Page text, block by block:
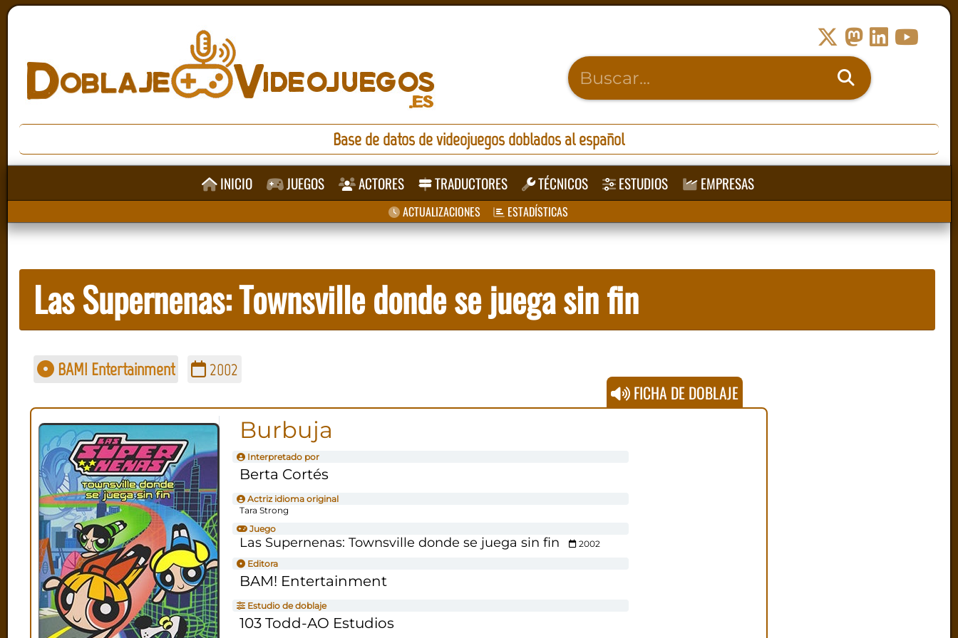
Base de datos de videojuegos doblados al español
INICIO JUEGOS ACTORES TRADUCTORES TÉCNICOS ESTUDIOS EMPRESAS
ACTUALIZACIONES ESTADÍSTICAS
Las Supernenas: Townsville donde se juega sin fin
BAM! Entertainment 2002
FICHA DE DOBLAJE
Burbuja
Interpretado por
Berta Cortés
Actriz idioma original
Tara Strong
Juego
Las Supernenas: Townsville donde se juega sin fin
2002
Editora
BAM! Entertainment
Estudio de doblaje
103 Todd-AO Estudios